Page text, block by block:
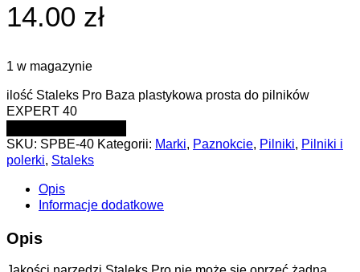
14.00 zł
1 w magazynie
ilość Staleks Pro Baza plastykowa prosta do pilników
EXPERT 40
SKU: SPBE-40 Kategorii: Marki, Paznokcie, Pilniki, Pilniki i
polerki, Staleks
Opis
Informacje dodatkowe
Opis